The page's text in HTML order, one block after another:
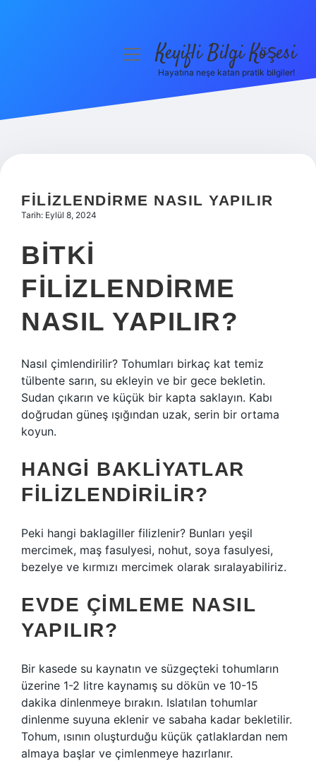
Hakkımızda
menüyüKeyifli Bilgi Köşesi
Hayatına neşe katan pratik bilgiler!
FILIZLENDIRME NASIL YAPILIR
Tarih: Eylül 8, 2024
BITKI
FILIZLENDIRME
NASIL YAPILIR?
Nasıl çimlendirilir? Tohumları birkaç kat temiz
tülbente sarın, su ekleyin ve bir gece bekletin.
Sudan çıkarın ve küçük bir kapta saklayın. Kabı
doğrudan güneş ışığından uzak, serin bir ortama
koyun.
HANGI BAKLIYATLAR
FILIZLENDIRILIR?
Peki hangi baklagiller filizlenir? Bunları yeşil
mercimek, maş fasulyesi, nohut, soya fasulyesi,
bezelye ve kırmızı mercimek olarak sıralayabiliriz.
EVDE ÇIMLEME NASIL
YAPILIR?
Bir kasede su kaynatın ve süzgeçteki tohumların
üzerine 1-2 litre kaynamış su dökün ve 10-15
dakika dinlenmeye bırakın. Islatılan tohumlar
dinlenme suyuna eklenir ve sabaha kadar bekletilir.
Tohum, ısının oluşturduğu küçük çatlaklardan nem
almaya başlar ve çimlenmeye hazırlanır.